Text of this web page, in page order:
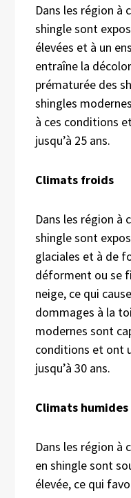
Dans les région à
shingle sont
élevées et à un
entraîne la
prématurée des
shingles
à ces conditions
jusqu’à 25 ans.
Climats froids
Dans les région
shingle sont
glaciales et à de
déforment ou se
neige, ce qui
dommages à la
modernes sont
conditions et ont
jusqu’à 30 ans.
Climats humides
Dans les région à
en shingle sont
élevée, ce qui